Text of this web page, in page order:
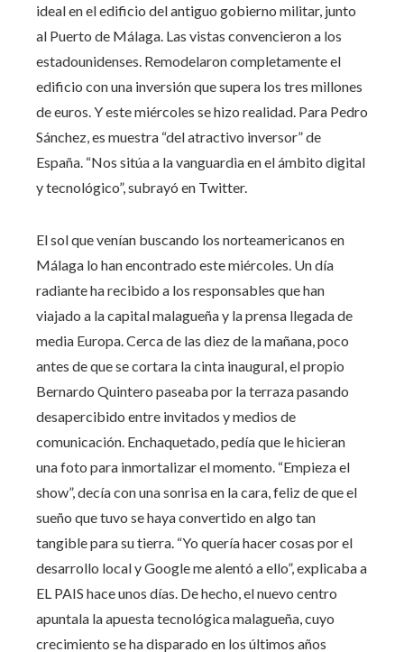
ideal en el edificio del antiguo gobierno militar, junto
al Puerto de Málaga. Las vistas convencieron a los
estadounidenses. Remodelaron completamente el
edificio con una inversión que supera los tres millones
de euros. Y este miércoles se hizo realidad. Para Pedro
Sánchez, es muestra “del atractivo inversor” de
España. “Nos sitúa a la vanguardia en el ámbito digital
y tecnológico”, subrayó en Twitter.
El sol que venían buscando los norteamericanos en
Málaga lo han encontrado este miércoles. Un día
radiante ha recibido a los responsables que han
viajado a la capital malagueña y la prensa llegada de
media Europa. Cerca de las diez de la mañana, poco
antes de que se cortara la cinta inaugural, el propio
Bernardo Quintero paseaba por la terraza pasando
desapercibido entre invitados y medios de
comunicación. Enchaquetado, pedía que le hicieran
una foto para inmortalizar el momento. “Empieza el
show”, decía con una sonrisa en la cara, feliz de que el
sueño que tuvo se haya convertido en algo tan
tangible para su tierra. “Yo quería hacer cosas por el
desarrollo local y Google me alentó a ello”, explicaba a
EL PAIS hace unos días. De hecho, el nuevo centro
apuntala la apuesta tecnológica malagueña, cuyo
crecimiento se ha disparado en los últimos años